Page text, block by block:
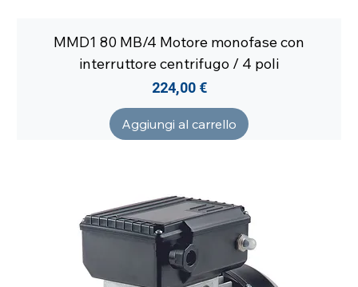
MMD1 80 MB/4 Motore monofase con
interruttore centrifugo / 4 poli
Prezzo
224,00 €
Aggiungi al carrello